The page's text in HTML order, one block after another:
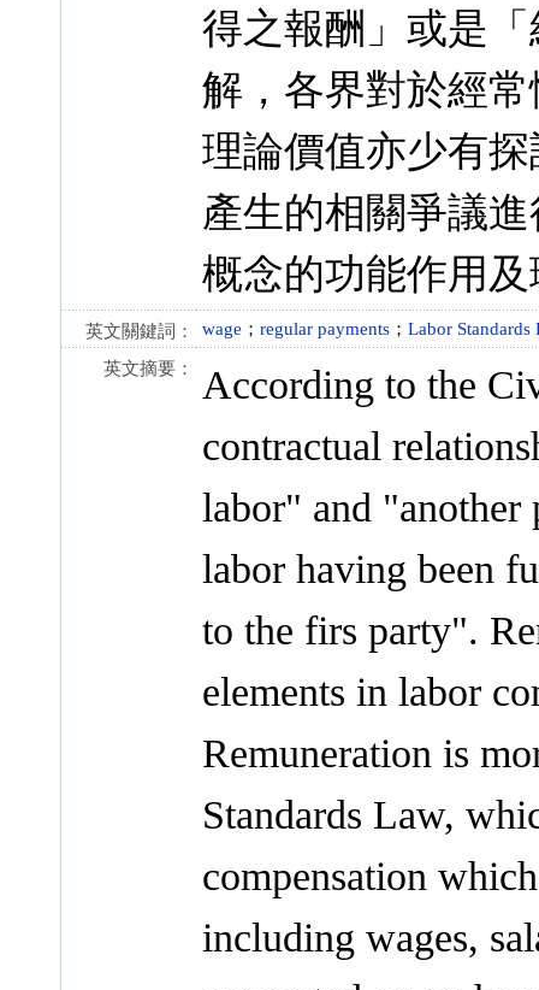
得之報酬」或是
解，各界對於經
理論價值亦少有
產生的相關爭議
概念的功能作用
英文關鍵詞： wage ； regular payments ； Labor Standards
英文摘要：
According to the
contractual
labor" and "another
labor having been
to the firs party".
elements in labor
Remuneration is
Standards Law,
compensation
including wages,